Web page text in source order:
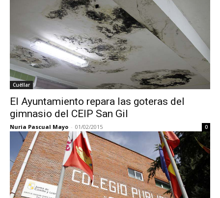
Cuéllar
El Ayuntamiento repara las goteras del
gimnasio del CEIP San Gil
Nuria Pascual Mayo - 01/02/2015 0